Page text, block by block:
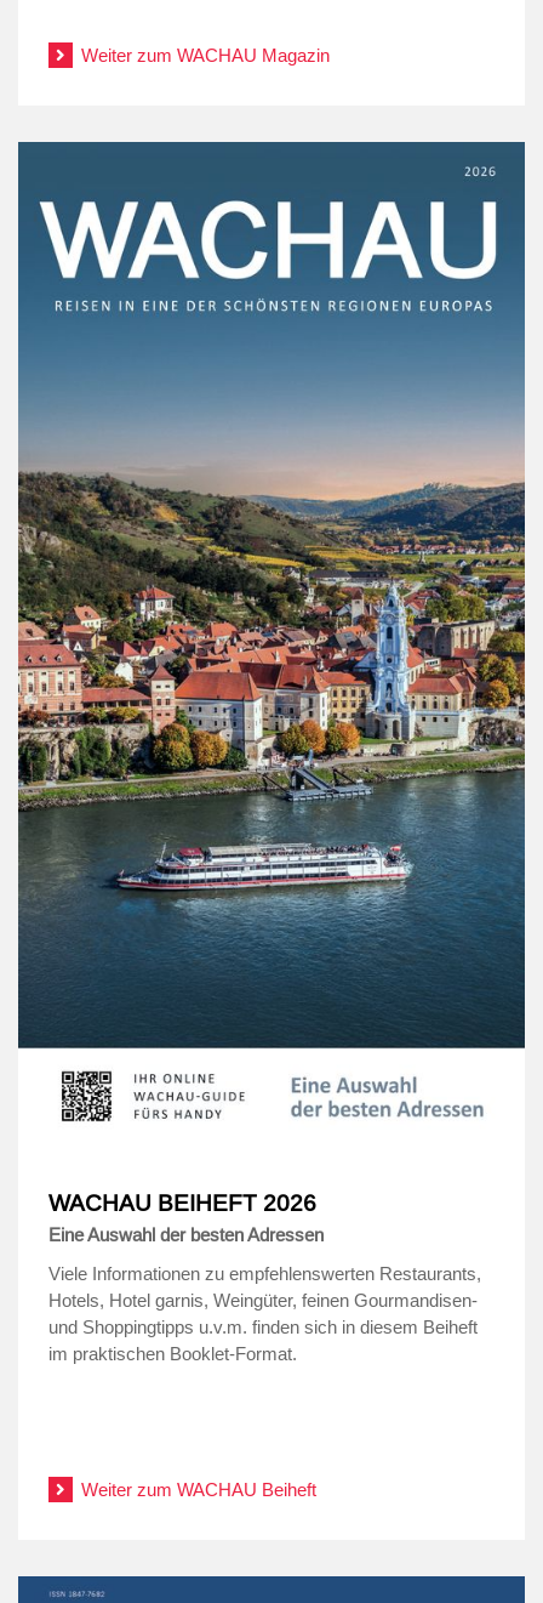
Weiter zum WACHAU Magazin
WACHAU BEIHEFT 2026
Eine Auswahl der besten Adressen
Viele Informationen zu empfehlenswerten Restaurants,
Hotels, Hotel garnis, Weingüter, feinen Gourmandisen-
und Shoppingtipps u.v.m. finden sich in diesem Beiheft
im praktischen Booklet-Format.
Weiter zum WACHAU Beiheft